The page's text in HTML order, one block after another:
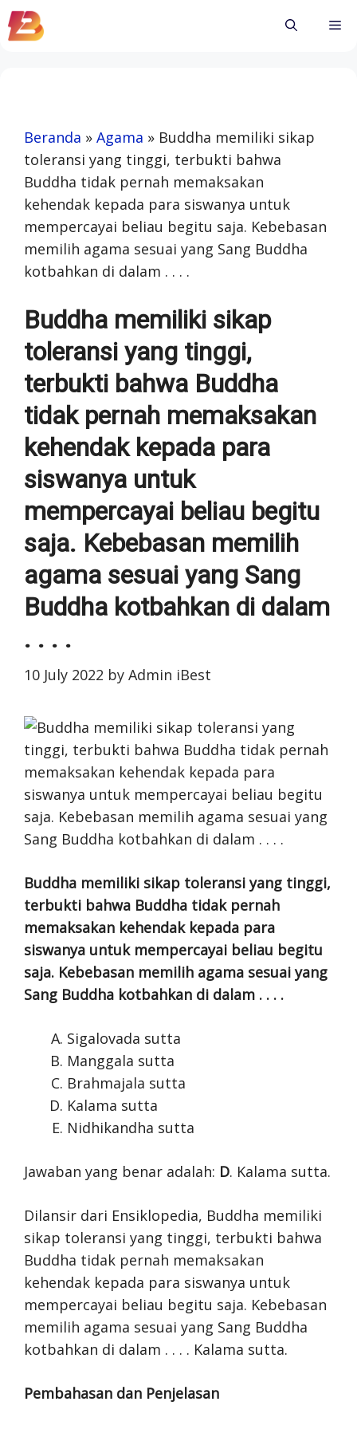
Skip
to
Beranda » Agama » Buddha memiliki sikap
toleransi yang tinggi, terbukti bahwa
Buddha tidak pernah memaksakan
kehendak kepada para siswanya untuk
mempercayai beliau begitu saja. Kebebasan
memilih agama sesuai yang Sang Buddha
kotbahkan di dalam . . . .
Buddha memiliki sikap
toleransi yang tinggi,
terbukti bahwa Buddha
tidak pernah memaksakan
kehendak kepada para
siswanya untuk
mempercayai beliau begitu
saja. Kebebasan memilih
agama sesuai yang Sang
Buddha kotbahkan di dalam
. . . .
10 July 2022 by Admin iBest
Buddha memiliki sikap toleransi yang tinggi,
terbukti bahwa Buddha tidak pernah
memaksakan kehendak kepada para
siswanya untuk mempercayai beliau begitu
saja. Kebebasan memilih agama sesuai yang
Sang Buddha kotbahkan di dalam . . . .
Sigalovada sutta
Manggala sutta
Brahmajala sutta
Kalama sutta
Nidhikandha sutta
Jawaban yang benar adalah: D. Kalama sutta.
Dilansir dari Ensiklopedia, Buddha memiliki
sikap toleransi yang tinggi, terbukti bahwa
Buddha tidak pernah memaksakan
kehendak kepada para siswanya untuk
mempercayai beliau begitu saja. Kebebasan
memilih agama sesuai yang Sang Buddha
kotbahkan di dalam . . . . Kalama sutta.
Pembahasan dan Penjelasan